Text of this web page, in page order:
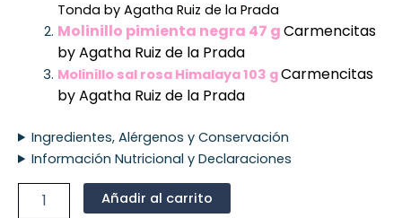
Tonda by Agatha Ruiz de la Prada
Molinillo pimienta negra 47 gCarmencitas
by Agatha Ruiz de la Prada
Molinillo sal rosa Himalaya 103 gCarmencitas
by Agatha Ruiz de la Prada
Ingredientes, Alérgenos y Conservación
Información Nutricional y Declaraciones
Añadir al carrito